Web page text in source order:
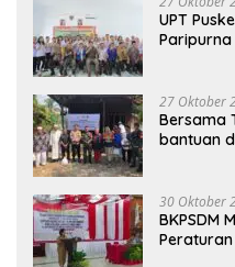
UPT
Paripurna
27 Oktober
Bersama
bantuan
30 Oktober
BKPSDM